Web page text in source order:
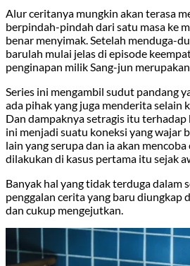
Alur ceritanya mungkin akan terasa
berpindah-pindah dari satu masa ke
benar menyimak. Setelah menduga-
barulah mulai jelas di episode
penginapan milik Sang-jun
Series ini mengambil sudut pandang
ada pihak yang juga menderita selain
Dan dampaknya setragis itu terhadap
ini menjadi suatu koneksi yang wajar
lain yang serupa dan ia akan
dilakukan di kasus pertama itu sejak
Banyak hal yang tidak terduga dalam
penggalan cerita yang baru diungkap
dan cukup mengejutkan.